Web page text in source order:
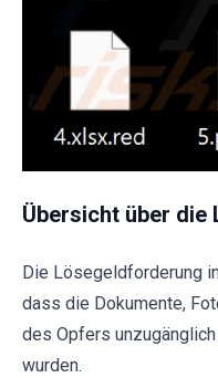
Übersicht über
Die Lösegeldforderung
dass die Dokumente,
des Opfers
wurden.